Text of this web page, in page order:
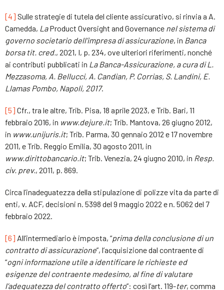
[4] Sulle strategie di tutela del cliente assicurativo, si rinvia a A.
Camedda, L aProduct Oversight and Governance nel sistema di
governo societario dell’impresa di assicurazione, in Banca
borsa tit. cred., 2021, I, p. 234, ove ulteriori riferimenti, nonché
ai contributi pubblicati in La Banca-Assicurazione, a cura di L.
Mezzasoma, A. Bellucci, A. Candian, P. Corrias, S. Landini, E.
LlamasPombo, Napoli, 2017.
[5] Cfr., tra le altre, Trib. Pisa, 18 aprile 2023, e Trib. Bari, 11
febbraio 2016, in www.dejure.it; Trib. Mantova, 26 giugno 2012,
in www.unijuris.it; Trib. Parma, 30 gennaio 2012 e 17 novembre
2011, e Trib. Reggio Emilia, 30 agosto 2011, in
www.dirittobancario.it; Trib. Venezia, 24 giugno 2010, in Resp.
civ. prev., 2011, p. 869.
Circa l’inadeguatezza della stipulazione di polizze vita da parte di
enti, v. ACF, decisioni n. 5398 del 9 maggio 2022 e n. 5062 del 7
febbraio 2022.
[6] All’intermediario è imposta, “prima della conclusione di un
contratto di assicurazione”, l’acquisizione dal contraente di
“ogni informazione utile a identificare le richieste ed
esigenze del contraente medesimo, al fine di valutare
l’adeguatezza del contratto offerto”: così l’art. 119-ter, comma